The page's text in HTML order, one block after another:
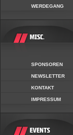
WERDEGANG
SPONSOREN
NEWSLETTER
KONTAKT
IMPRESSUM